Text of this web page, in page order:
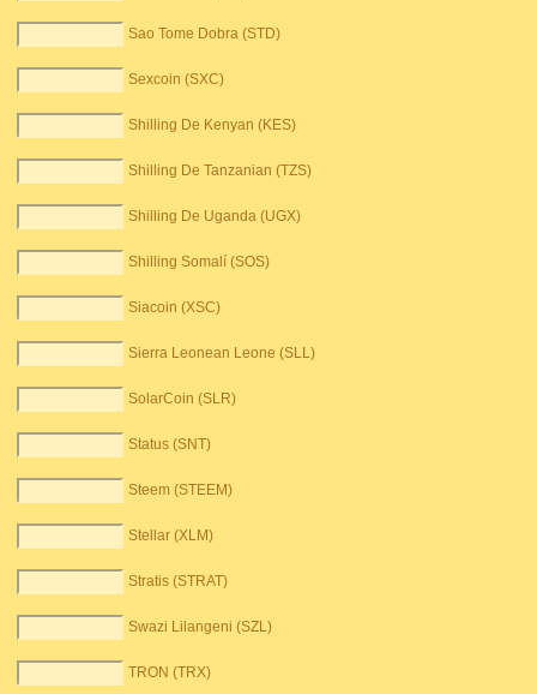
Sao Tome Dobra (STD)
Sexcoin (SXC)
Shilling De Kenyan (KES)
Shilling De Tanzanian (TZS)
Shilling De Uganda (UGX)
Shilling Somalí (SOS)
Siacoin (XSC)
Sierra Leonean Leone (SLL)
SolarCoin (SLR)
Status (SNT)
Steem (STEEM)
Stellar (XLM)
Stratis (STRAT)
Swazi Lilangeni (SZL)
TRON (TRX)